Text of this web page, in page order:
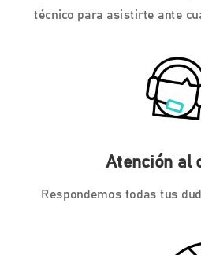
técnico para asistirte ante
Atención al
Respondemos todas tus